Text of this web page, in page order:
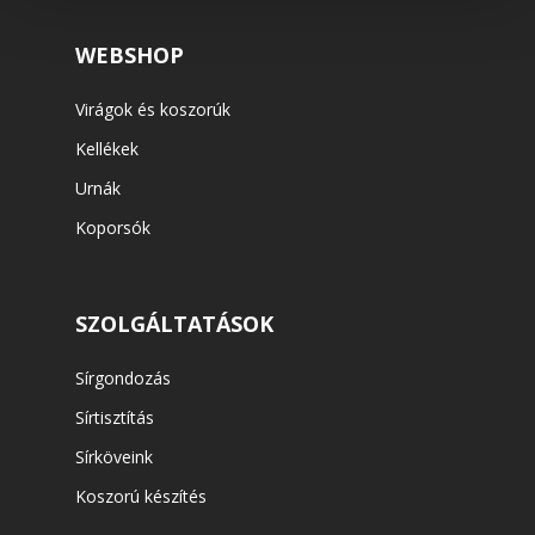
WEBSHOP
Virágok és koszorúk
Kellékek
Urnák
Koporsók
SZOLGÁLTATÁSOK
Sírgondozás
Sírtisztítás
Sírköveink
Koszorú készítés